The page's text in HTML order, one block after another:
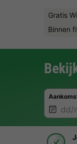
Gratis
Binnen